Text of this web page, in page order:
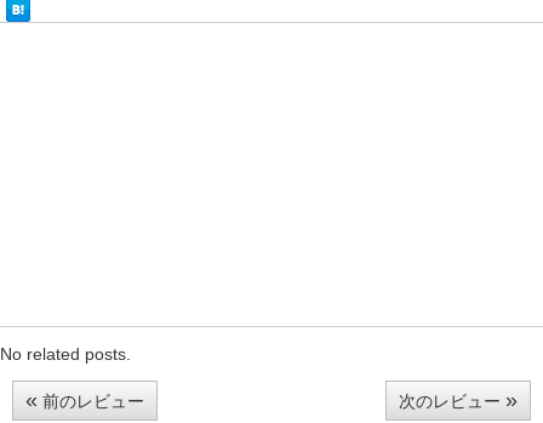
No related posts.
« 前のレビュー 次のレビュー »